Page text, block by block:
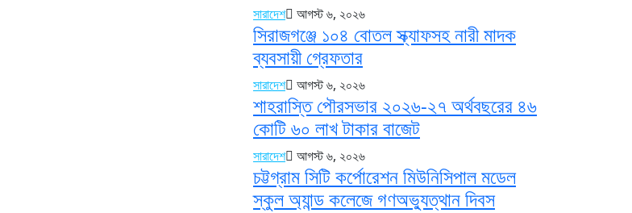
সারাদেশ আগস্ট ৬, ২০২৬
সিরাজগঞ্জে ১০৪ বোতল স্ক্যাফসহ নারী মাদক
ব্যবসায়ী গ্রেফতার
সারাদেশ আগস্ট ৬, ২০২৬
শাহরাস্তি পৌরসভার ২০২৬-২৭ অর্থবছরের ৪৬
কোটি ৬০ লাখ টাকার বাজেট
সারাদেশ আগস্ট ৬, ২০২৬
চট্টগ্রাম সিটি কর্পোরেশন মিউনিসিপাল মডেল
স্কুল অ্যান্ড কলেজে গণঅভ্যুত্থান দিবস